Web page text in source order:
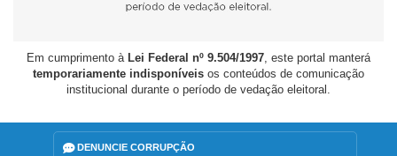
Em cumprimento à Lei Federal nº 9.504/1997, este portal manterá
temporariamente indisponíveis os conteúdos de comunicação
institucional durante o período de vedação eleitoral.
DENUNCIE CORRUPÇÃO